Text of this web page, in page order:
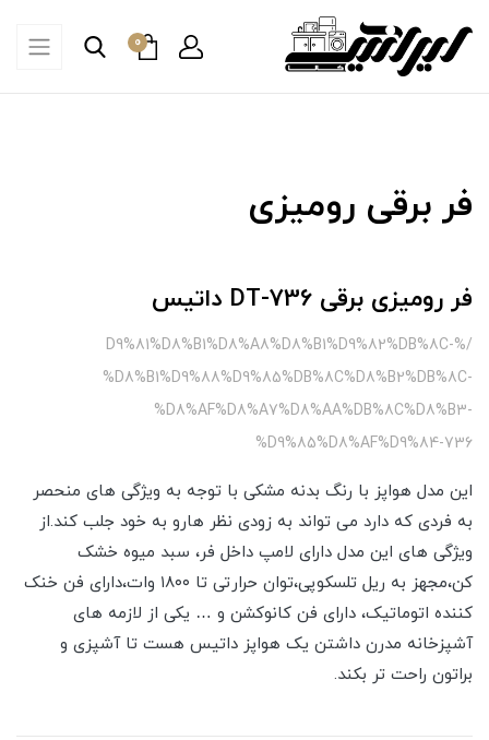
0
فر برقی رومیزی
فر رومیزی برقی DT-736 داتیس
/%D9%81%D8%B1%D8%A8%D8%B1%D9%82%DB%8C-
%D8%B1%D9%88%D9%85%DB%8C%D8%B2%DB%8C-
%D8%AF%D8%A7%D8%AA%DB%8C%D8%B3-
%D9%85%D8%AF%D9%84-736
این مدل هواپز با رنگ بدنه مشکی با توجه به ویژگی های منحصر
به فردی که دارد می تواند به زودی نظر هارو به خود جلب کند.از
ویژگی های این مدل دارای لامپ داخل فر، سبد میوه خشک
کن،مجهز به ریل تلسکوپی،توان حرارتی تا ۱۸۰۰ وات،دارای فن خنک
کننده اتوماتیک، دارای فن کانوکشن و … یکی از لازمه های
آشپزخانه مدرن داشتن یک هواپز داتیس هست تا آشپزی و
براتون راحت تر بکند.